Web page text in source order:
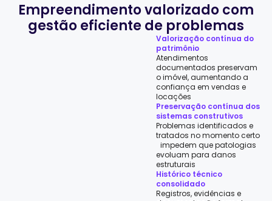
Empreendimento valorizado com
gestão eficiente de problemas
Valorização contínua do
patrimônio
Atendimentos
documentados preservam
o imóvel, aumentando a
confiança em vendas e
locações
Preservação contínua dos
sistemas construtivos
Problemas identificados e
tratados no momento certo
impedem que patologias
evoluam para danos
estruturais
Histórico técnico
consolidado
Registros, evidências e